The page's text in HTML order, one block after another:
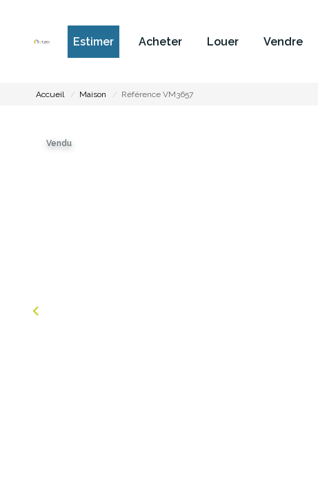
Estimer Acheter Louer Vendre
Accueil Maison Référence VM3657
Vendu